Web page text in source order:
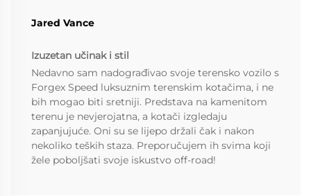
Jared Vance
Izuzetan učinak i stil
Nedavno sam nadograđivao svoje terensko vozilo s
Forgex Speed luksuznim terenskim kotačima, i ne
bih mogao biti sretniji. Predstava na kamenitom
terenu je nevjerojatna, a kotači izgledaju
zapanjujuće. Oni su se lijepo držali čak i nakon
nekoliko teških staza. Preporučujem ih svima koji
žele poboljšati svoje iskustvo off-road!